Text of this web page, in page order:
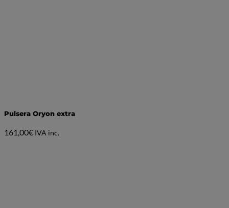
Pulsera Oryon extra
161,00€ IVA inc.